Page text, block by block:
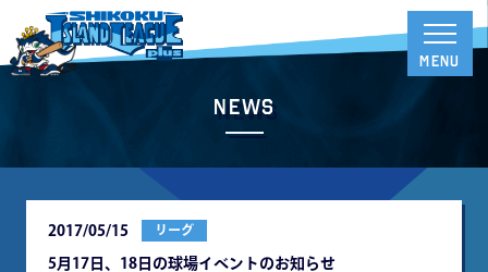
News
2017/05/15 リーグ
5月17日、18日の球場イベントのお知らせ